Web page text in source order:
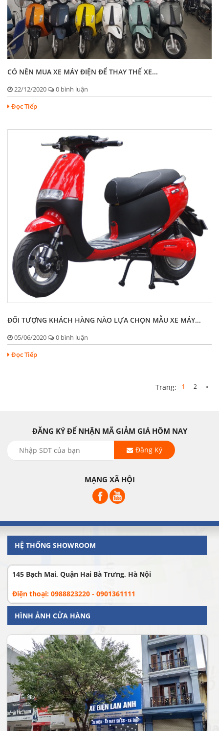
CÓ NÊN MUA XE MÁY ĐIỆN ĐỂ THAY THẾ XE...
22/12/2020
0 bình luận
Đọc Tiếp
ĐỐI TƯỢNG KHÁCH HÀNG NÀO LỰA CHỌN MẪU XE MÁY...
05/06/2020
0 bình luận
Đọc Tiếp
Trang: 1 2 »
ĐĂNG KÝ ĐỂ NHẬN MÃ GIẢM GIÁ HÔM NAY
Đăng Ký
MẠNG XÃ HỘI
HỆ THỐNG SHOWROOM
145 Bạch Mai, Quận Hai Bà Trưng, Hà Nội
Điện thoại: 0988823220 - 0901361111
HÌNH ẢNH CỬA HÀNG